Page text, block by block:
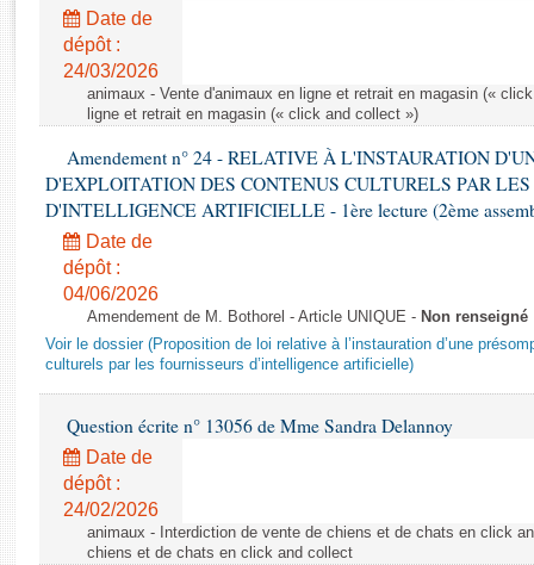
Rapports législatifs
Rapports sur l'application des lois
Baromètre de l’application des lois
Dossiers législatifs
Budget et sécurité sociale
Questions écrites et orales
Comptes rendus des débats
Date de
dépôt :
24/03/2026
animaux - Vente d'animaux en ligne et retrait en magasin («
ligne et retrait en magasin (« click and collect »)
Amendement n° 24 - RELATIVE À L'INSTAURATION
D'EXPLOITATION DES CONTENUS CULTURELS PAR LES
D'INTELLIGENCE ARTIFICIELLE - 1ère lecture (2ème
Date de
dépôt :
04/06/2026
Amendement de M. Bothorel - Article UNIQUE - Non renseigné
Voir le dossier (Proposition de loi relative à l’instauration d’une
culturels par les fournisseurs d’intelligence artificielle)
Question écrite n° 13056 de Mme Sandra Delannoy
Date de
dépôt :
24/02/2026
animaux - Interdiction de vente de chiens et de chats en click
chiens et de chats en click and collect